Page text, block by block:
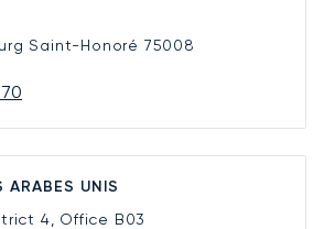
Saint-Honoré 75008
ARABES UNIS
4, Office B03